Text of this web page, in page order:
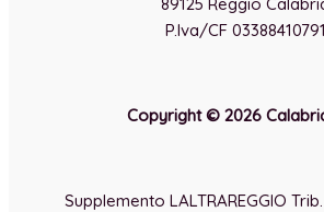
P.Iva/CF 03388410791
Copyright © 2026
Supplemento LALTRAREGGIO